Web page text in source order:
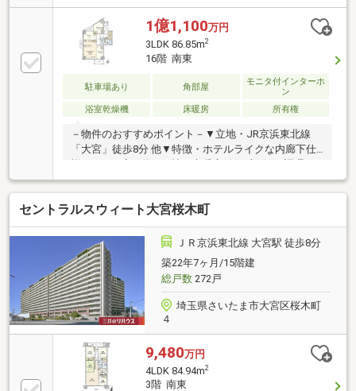
入・ご売却・お買替え全てをサポート致します■東宝
ハウスNEXTアフターサポート専門のグループ会社。
ライフパートナー（FP資格）が住まいの問題点や暮ら
しの不安を解消します■東宝ハウスフィナンシャル不
動産仲介業初の住信SBIネット銀行支店。金利と保障
が更に充実したオリジナル提携住宅ローンをお届けし
ます■未来カレンダー東宝ハウス独自開発ライフシミ
ュレーションソフト。ローン完済まで家計収支を視え
る化し将来のリスクや不安を対策します
1億1,100万円
3LDK 86.85m2
16階 南東
駐車場あり 角部屋
モニタ付インターホ
ン
浴室乾燥機
床暖房 所有権
－物件のおすすめポイント－▼立地・JR京浜東北線
「大宮」徒歩8分 他▼特徴・ホテルライクな内廊下仕
集中しやすい壁付キッチン・SICやWIC等、室内随所に
収納有・南東・南西・北西の3面にバルコニー付・各
フロアにゴミステーション有、24時間ゴミ出し可能・
ペット飼育可能(規約制限有)▼設備・ディスポーザ
ー・浴室乾燥機・宅配ボックス▼周辺環境・マルエツ
大宮店 徒歩9分(約700m)■ ご希望の住まい探しをお手
伝いします ━━━━━・・・物件の詳細・ご相談はお
気軽にお問い合わせください。
セントラルスウィート大宮桜木町
ＪＲ京浜東北線 大宮駅 徒歩8分
築22年7ヶ月/15階建
総戸数272戸
埼玉県さいたま市大宮区桜木町
４
9,480万円
4LDK 84.94m2
3階 南東